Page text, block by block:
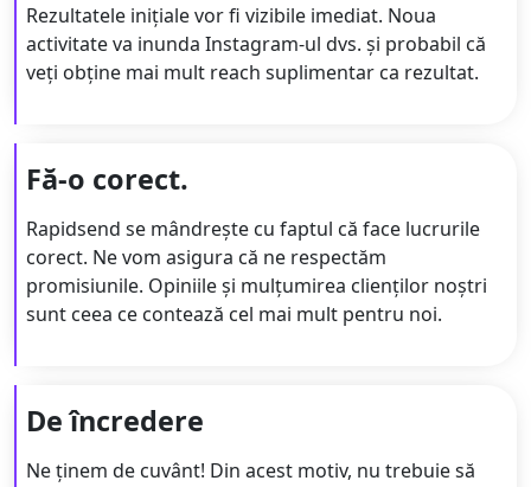
Rezultatele inițiale vor fi vizibile imediat. Noua
activitate va inunda Instagram-ul dvs. și probabil că
veți obține mai mult reach suplimentar ca rezultat.
Fă-o corect.
Rapidsend se mândrește cu faptul că face lucrurile
corect. Ne vom asigura că ne respectăm
promisiunile. Opiniile și mulțumirea clienților noștri
sunt ceea ce contează cel mai mult pentru noi.
De încredere
Ne ținem de cuvânt! Din acest motiv, nu trebuie să